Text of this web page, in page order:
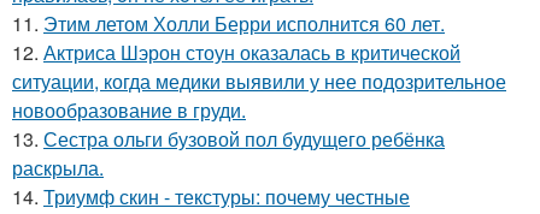
11. Этим летом Холли Берри исполнится 60 лет.
12. Актриса Шэрон стоун оказалась в критической
ситуации, когда медики выявили у нее подозрительное
новообразование в груди.
13. Сестра ольги бузовой пол будущего ребёнка
раскрыла.
14. Триумф скин - текстуры: почему честные